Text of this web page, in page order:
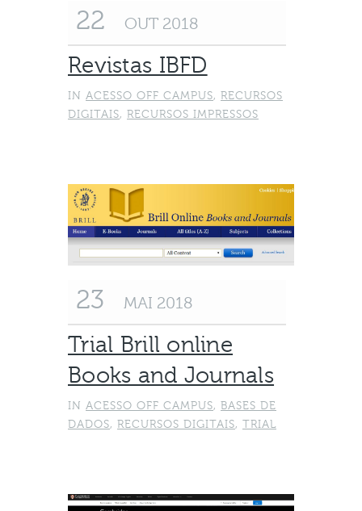
22 OUT 2018
Revistas IBFD
IN ACESSO OFF CAMPUS, RECURSOS
DIGITAIS, RECURSOS IMPRESSOS
23 MAI 2018
Trial Brill online
Books and Journals
IN ACESSO OFF CAMPUS, BASES DE
DADOS, RECURSOS DIGITAIS, TRIAL